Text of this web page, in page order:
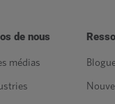
de nous
médias